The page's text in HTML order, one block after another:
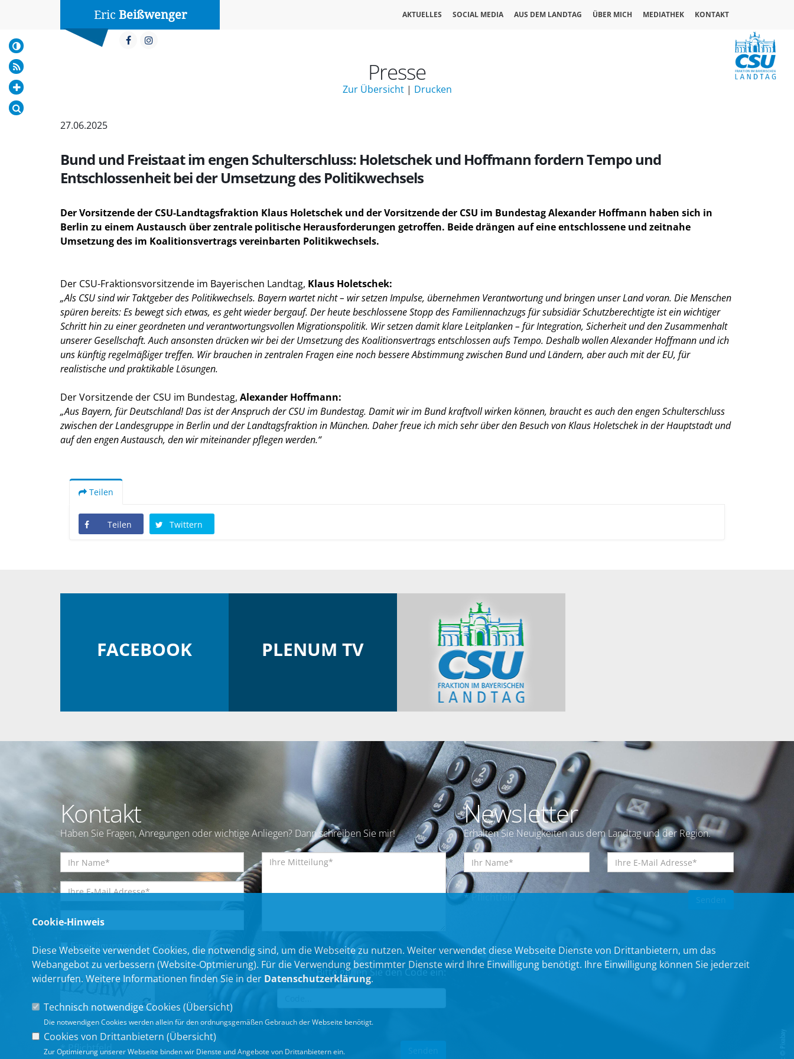
Eric Beißwenger AKTUELLES SOCIAL MEDIA AUS DEM LANDTAG ÜBER MICH MEDIATHEK KONTAKT
Presse
Zur Übersicht| Drucken
27.06.2025
Bund und Freistaat im engen Schulterschluss: Holetschek und Hoffmann fordern Tempo und
Entschlossenheit bei der Umsetzung des Politikwechsels
Der Vorsitzende der CSU-Landtagsfraktion Klaus Holetschek und der Vorsitzende der CSU im Bundestag Alexander Hoffmann haben sich in
Berlin zu einem Austausch über zentrale politische Herausforderungen getroffen. Beide drängen auf eine entschlossene und zeitnahe
Umsetzung des im Koalitionsvertrags vereinbarten Politikwechsels.
Der CSU-Fraktionsvorsitzende im Bayerischen Landtag, Klaus Holetschek:
Als CSU sind wir Taktgeber des Politikwechsels. Bayern wartet nicht – wir setzen Impulse, übernehmen Verantwortung und bringen unser Land voran. Die Menschen
spüren bereits: Es bewegt sich etwas, es geht wieder bergauf. Der heute beschlossene Stopp des Familiennachzugs für subsidiär Schutzberechtigte ist ein wichtiger
Schritt hin zu einer geordneten und verantwortungsvollen Migrationspolitik. Wir setzen damit klare Leitplanken – für Integration, Sicherheit und den Zusammenhalt
unserer Gesellschaft. Auch ansonsten drücken wir bei der Umsetzung des Koalitionsvertrags entschlossen aufs Tempo. Deshalb wollen Alexander Hoffmann und ich
uns künftig regelmäßiger treffen. Wir brauchen in zentralen Fragen eine noch bessere Abstimmung zwischen Bund und Ländern, aber auch mit der EU, für
realistische und praktikable Lösungen.
Der Vorsitzende der CSU im Bundestag, Alexander Hoffmann:
Aus Bayern, für Deutschland! Das ist der Anspruch der CSU im Bundestag. Damit wir im Bund kraftvoll wirken können, braucht es auch den engen Schulterschluss
zwischen der Landesgruppe in Berlin und der Landtagsfraktion in München. Daher freue ich mich sehr über den Besuch von Klaus Holetschek in der Hauptstadt und
auf den engen Austausch, den wir miteinander pflegen werden.“
Teilen
Teilen Twittern
FACEBOOK PLENUM TV
Kontakt
Haben Sie Fragen, Anregungen oder wichtige Anliegen? Dann schreiben Sie mir!
Einwilligungserklärung*
Bitte geben Sie den Code ein:
* Pflichtfeld
Newsletter
Erhalten Sie Neuigkeiten aus dem Landtag und der Region.
* Pflichtfeld
Cookie-Hinweis
Diese Webseite verwendet Cookies, die notwendig sind, um die Webseite zu nutzen. Weiter verwendet diese Webseite Dienste von Drittanbietern, um das
Webangebot zu verbessern (Website-Optmierung). Für die Verwendung bestimmter Dienste wird Ihre Einwilligung benötigt. Ihre Einwilligung können Sie jederzeit
widerrufen. Weitere Informationen finden Sie in der Datenschutzerklärung.
Technisch notwendige Cookies (Übersicht)
Die notwendigen Cookies werden allein für den ordnungsgemäßen Gebrauch der Webseite benötigt.
Cookies von Drittanbietern (Übersicht)
Zur Optimierung unserer Webseite binden wir Dienste und Angebote von Drittanbietern ein.